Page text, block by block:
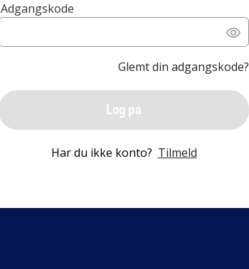
Adgangskode
Glemt din adgangskode?
Log på
Har du ikke konto? Tilmeld